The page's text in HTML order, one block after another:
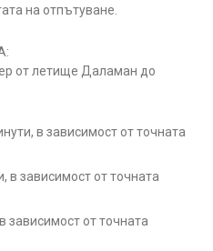
на отпътуване.
от летище Даламан до
в зависимост от точната
в зависимост от точната
зависимост от точната